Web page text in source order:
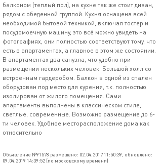
балконом (теплый пол), на кухне так же стоит диван,
рядом с обеденной группой. Кухня оснащена всей
необходимой бытовой техникой, включая тостер и
посудомоечную машину, это всё можно увидеть на
фотографиях, они полностью соответствуют тому, что
есть в апартаментах, а главное в этом же состоянии.
В апартаментах два санузла, что удобно при
размещении нескольких человек. Большой холл со
встроенным гардеробом. Балкон в одной из спален
оборудован под место для курения, т.к. полностью
изолирован от жилого помещения. Сами
апартаменты выполнены в классическом стиле,
светлые, современные. Возможно размещение до 6-
ти человек. Удобное месторасположение дома как
относительно
Объявление №91578 размещено: 02.04.2017 11:50:39, обновлено:
09.04.2019 14:39:52 (по московскому времени)